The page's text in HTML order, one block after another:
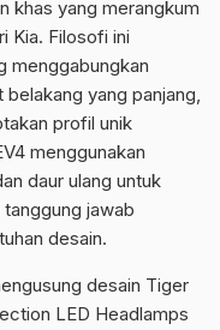
khas yang merangkum
Kia. Filosofi ini
menggabungkan
yang panjang,
profil unik
menggunakan
daur ulang untuk
jawab
desain.
desain Tiger
LED Headlamps